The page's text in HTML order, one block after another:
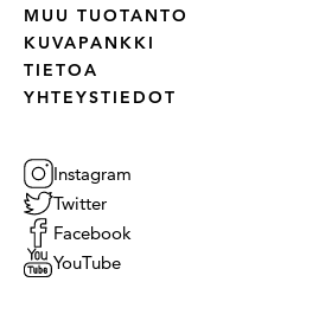
Instagram
Twitter
Facebook
YouTube
MUU TUOTANTO
KUVAPANKKI
TIETOA
YHTEYSTIEDOT